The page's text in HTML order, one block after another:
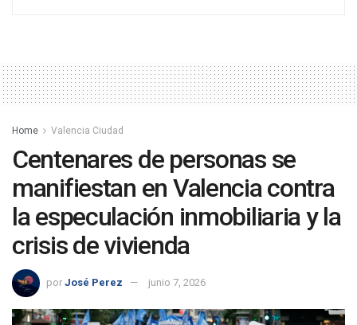
Home Valencia Ciudad
Centenares de personas se
manifiestan en Valencia contra
la especulación inmobiliaria y la
crisis de vivienda
por José Perez junio 7, 2026